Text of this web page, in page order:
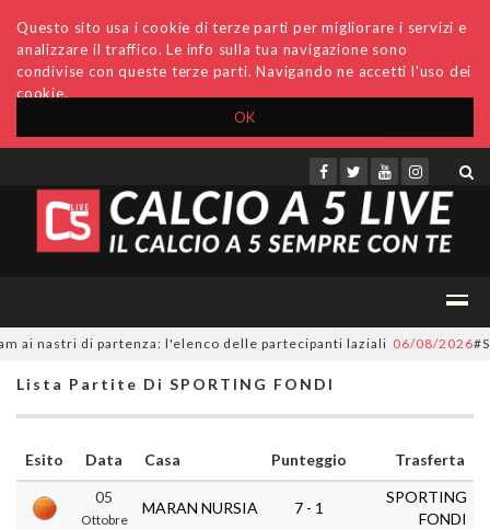
OK
Questo sito usa i cookie di terze parti per migliorare i servizi e
analizzare il traffico. Le info sulla tua navigazione sono
condivise con queste terze parti. Navigando ne accetti l'uso dei
cookie.
Accedi Archivio Invio comunicati Redazione
nastri di partenza: l'elenco delle partecipanti laziali 06/08/2026
Lista Partite Di SPORTING FONDI
Esito Data Casa Punteggio
Trasferta
05
Ottobre
MARAN NURSIA 7 - 1
SPORTING
FONDI